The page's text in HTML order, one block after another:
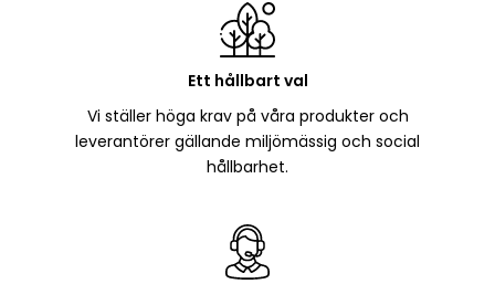
Ett hållbart val
Vi ställer höga krav på våra produkter och
leverantörer gällande miljömässig och social
hållbarhet.